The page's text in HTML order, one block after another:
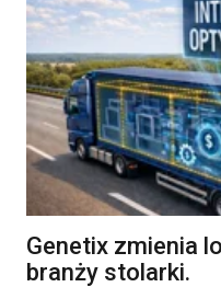
Genetix zmienia
branży stolarki.